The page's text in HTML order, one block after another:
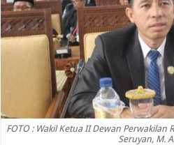
FOTO : Wakil Ketua II Dewan Perwakilan
Seruyan, M.